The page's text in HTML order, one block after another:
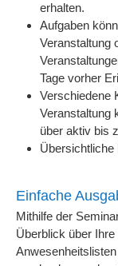
erhalten.
Aufgaben
Veranstaltung
Tage vorher
Verschiedene
Veranstaltung
über aktiv bis
Übersichtliche
Einfache
Mithilfe der
Überblick über